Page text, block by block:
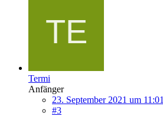
Termi
Anfänger
23. September 2021 um 11:01
#3